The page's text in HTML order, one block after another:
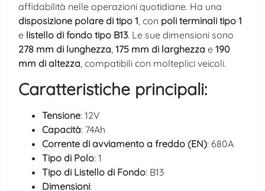
affidabilità nelle operazioni quotidiane. Ha una
disposizione polare di tipo 1, con poli terminali tipo 1
e listello di fondo tipo B13. Le sue dimensioni sono
278 mm di lunghezza, 175 mm di larghezza e 190
mm di altezza, compatibili con molteplici veicoli.
Caratteristiche principali:
Tensione: 12V
Capacità: 74Ah
Corrente di avviamento a freddo (EN): 680A
Tipo di Polo: 1
Tipo di Listello di Fondo: B13
Dimensioni: